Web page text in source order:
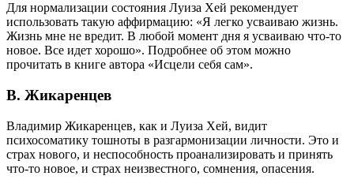
Для нормализации состояния Луиза Хей рекомендует
использовать такую аффирмацию: «Я легко усваиваю жизнь.
Жизнь мне не вредит. В любой момент дня я усваиваю что-то
новое. Все идет хорошо». Подробнее об этом можно
прочитать в книге автора «Исцели себя сам».
В. Жикаренцев
Владимир Жикаренцев, как и Луиза Хей, видит
психосоматику тошноты в разгармонизации личности. Это и
страх нового, и неспособность проанализировать и принять
что-то новое, и страх неизвестного, сомнения, опасения.